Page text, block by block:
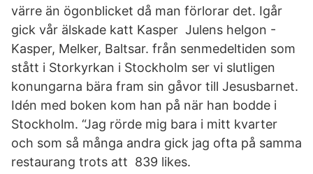
värre än ögonblicket då man förlorar det. Igår
gick vår älskade katt Kasper Julens helgon -
Kasper, Melker, Baltsar. från senmedeltiden som
stått i Storkyrkan i Stockholm ser vi slutligen
konungarna bära fram sin gåvor till Jesusbarnet.
Idén med boken kom han på när han bodde i
Stockholm. “Jag rörde mig bara i mitt kvarter
och som så många andra gick jag ofta på samma
restaurang trots att 839 likes.